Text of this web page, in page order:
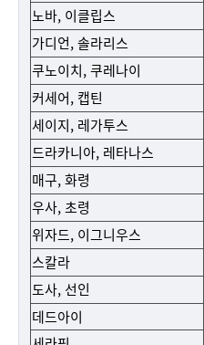
노바, 이클립스
가디언, 솔라리스
쿠노이치, 쿠레나이
커세어, 캡틴
세이지, 레가투스
드라카니아, 레타나스
매구, 화령
우사, 초령
위자드, 이그니우스
스칼라
도사, 선인
데드아이